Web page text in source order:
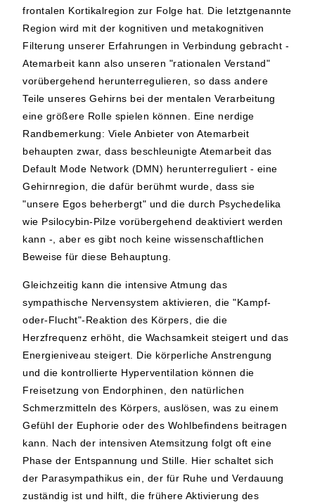
frontalen Kortikalregion zur Folge hat. Die letztgenannte
Region wird mit der kognitiven und metakognitiven
Filterung unserer Erfahrungen in Verbindung gebracht -
Atemarbeit kann also unseren "rationalen Verstand"
vorübergehend herunterregulieren, so dass andere
Teile unseres Gehirns bei der mentalen Verarbeitung
eine größere Rolle spielen können. Eine nerdige
Randbemerkung: Viele Anbieter von Atemarbeit
behaupten zwar, dass beschleunigte Atemarbeit das
Default Mode Network (DMN) herunterreguliert - eine
Gehirnregion, die dafür berühmt wurde, dass sie
"unsere Egos beherbergt" und die durch Psychedelika
wie Psilocybin-Pilze vorübergehend deaktiviert werden
kann -, aber es gibt noch keine wissenschaftlichen
Beweise für diese Behauptung.
Gleichzeitig kann die intensive Atmung das
sympathische Nervensystem aktivieren, die "Kampf-
oder-Flucht"-Reaktion des Körpers, die die
Herzfrequenz erhöht, die Wachsamkeit steigert und das
Energieniveau steigert. Die körperliche Anstrengung
und die kontrollierte Hyperventilation können die
Freisetzung von Endorphinen, den natürlichen
Schmerzmitteln des Körpers, auslösen, was zu einem
Gefühl der Euphorie oder des Wohlbefindens beitragen
kann. Nach der intensiven Atemsitzung folgt oft eine
Phase der Entspannung und Stille. Hier schaltet sich
der Parasympathikus ein, der für Ruhe und Verdauung
zuständig ist und hilft, die frühere Aktivierung des